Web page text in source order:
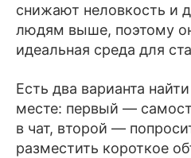
снижают неловкость и
людям выше, поэтому
идеальная среда для
Есть два варианта
месте: первый —
в чат, второй —
разместить короткое